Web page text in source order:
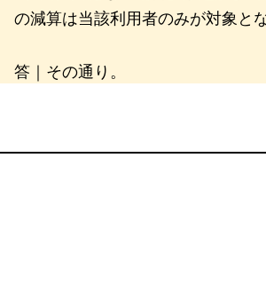
の減算は当該利用者のみが対象と
答｜その通り。